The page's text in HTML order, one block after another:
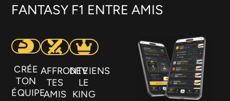
FANTASY F1 ENTRE AMIS
CRÉE
TON
ÉQUIPE
AFFRONTE
TES
AMIS
DEVIENS
LE
KING